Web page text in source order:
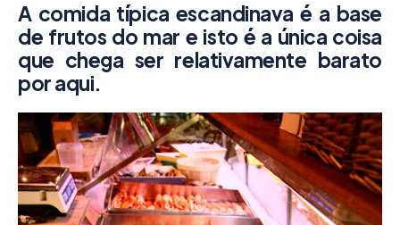
A comida típica escandinava é a base
de frutos do mar e isto é a única coisa
que chega ser relativamente barato
por aqui.